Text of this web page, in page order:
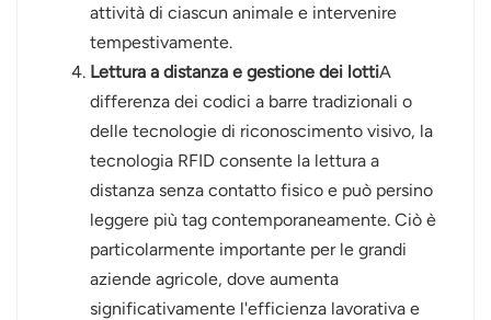
attività di ciascun animale e intervenire
tempestivamente.
Lettura a distanza e gestione dei lottiA
differenza dei codici a barre tradizionali o
delle tecnologie di riconoscimento visivo, la
tecnologia RFID consente la lettura a
distanza senza contatto fisico e può persino
leggere più tag contemporaneamente. Ciò è
particolarmente importante per le grandi
aziende agricole, dove aumenta
significativamente l'efficienza lavorativa e